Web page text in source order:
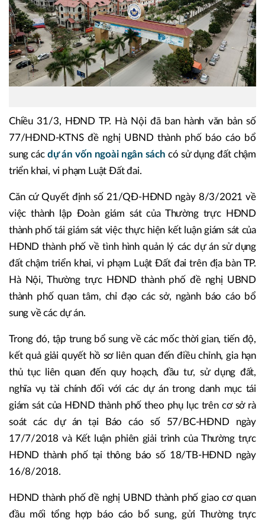
Chiều 31/3, HĐND TP. Hà Nội đã ban hành văn bản số
77/HĐND-KTNS đề nghị UBND thành phố báo cáo bổ
sung cácdự án vốn ngoài ngân sách có sử dụng đất chậm
triển khai, vi phạm Luật Đất đai.
Căn cứ Quyết định số 21/QĐ-HĐND ngày 8/3/2021 về
việc thành lập Đoàn giám sát của Thường trực HĐND
thành phố tái giám sát việc thực hiện kết luận giám sát của
HĐND thành phố về tình hình quản lý các dự án sử dụng
đất chậm triển khai, vi phạm Luật Đất đai trên địa bàn TP.
Hà Nội, Thường trực HĐND thành phố đề nghị UBND
thành phố quan tâm, chỉ đạo các sở, ngành báo cáo bổ
sung về các dự án.
Trong đó, tập trung bổ sung về các mốc thời gian, tiến độ,
kết quả giải quyết hồ sơ liên quan đến điều chỉnh, gia hạn
thủ tục liên quan đến quy hoạch, đầu tư, sử dụng đất,
nghĩa vụ tài chính đối với các dự án trong danh mục tái
giám sát của HĐND thành phố theo phụ lục trên cơ sở rà
soát các dự án tại Báo cáo số 57/BC-HĐND ngày
17/7/2018 và Kết luận phiên giải trình của Thường trực
HĐND thành phố tại thông báo số 18/TB-HĐND ngày
16/8/2018.
HĐND thành phố đề nghị UBND thành phố giao cơ quan
đầu mối tổng hợp báo cáo bổ sung, gửi Thường trực